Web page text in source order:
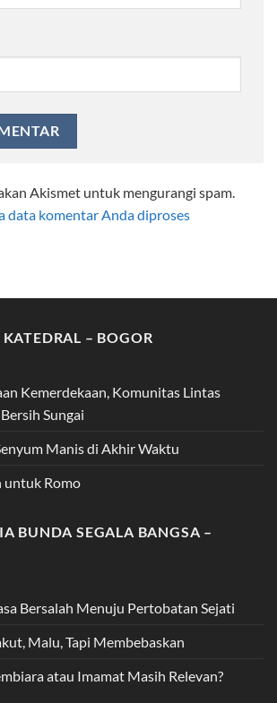
Akismet untuk mengurangi spam.
data komentar Anda diproses
– BOGOR
Kemerdekaan, Komunitas Lintas
Sungai
Manis di Akhir Waktu
untuk Romo
BUNDA SEGALA BANGSA –
Bersalah Menuju Pertobatan Sejati
Malu, Tapi Membebaskan
atau Imamat Masih Relevan?